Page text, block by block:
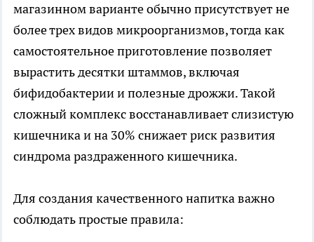
магазинном варианте обычно присутствует не
более трех видов микроорганизмов, тогда как
самостоятельное приготовление позволяет
вырастить десятки штаммов, включая
бифидобактерии и полезные дрожжи. Такой
сложный комплекс восстанавливает слизистую
кишечника и на 30% снижает риск развития
синдрома раздраженного кишечника.
Для создания качественного напитка важно
соблюдать простые правила: